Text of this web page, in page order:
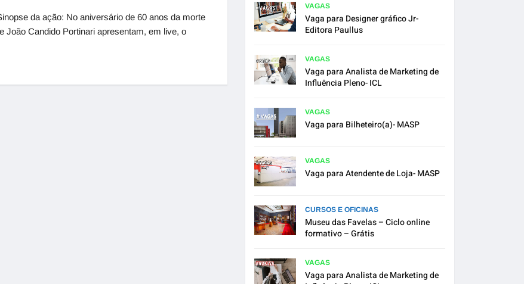
da ação: No aniversário de 60 anos da morte
João Candido Portinari apresentam, em live, o
VAGAS
Vaga para Designer gráfico Jr-
Editora Paullus
VAGAS
Vaga para Analista de Marketing de
Influência Pleno- ICL
VAGAS
Vaga para Bilheteiro(a)- MASP
VAGAS
Vaga para Atendente de Loja- MASP
CURSOS E OFICINAS
Museu das Favelas – Ciclo online
formativo – Grátis
VAGAS
Vaga para Analista de Marketing de